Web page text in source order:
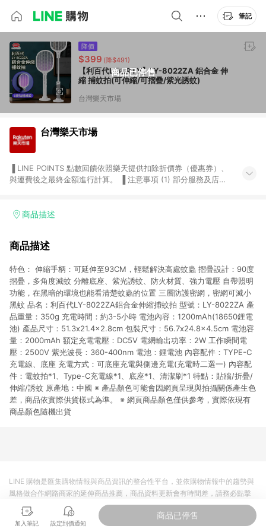
筆記
商品已停售
降價
$399 (降$491)
【利百代LIBERTY】LY-8022ZA 鋁合金 伸
縮 捕蚊拍(可伸縮/可摺疊/紫光誘蚊)
台灣樂天市場
台灣樂天市場
與運費後之最終金額進行計算。 ▐ 注意事項 (1) 部分服務及店家
Smart mobile、神腦生活、JS巨盛、樂天KOBO電子書，請詳閱
台灣樂天市場，並在同一瀏覽器於24小時內結帳，才享有 LINE
市場 45 天內完成訂單出貨及結帳，則不符合贈點資格。 (4) 如
使用APP、或中途瀏覽比價網、回饋網、Google等其他網頁、或
由網頁版(電腦版/手機版網頁)切換為App都將會造成追蹤中斷而
無法進行 LINE POINTS 回饋。 (5) LINE 購物為購物資訊整合性
平台，商品資料更新會有時間差，如顯示之商品規格、顏色、價
位、贈品與台灣樂天市場銷售網頁不符，以銷售網頁標示為準。
(6) 導購訂單已逾 365 天，根據台灣樂天回饋規定，逾期訂單將
不符合回饋資格。 (7) 若上述或其他原因，致使消費者無接收到
點數回饋或點數回饋有爭議，台灣樂天市場保有更改條款與法律
追訴之權利，活動詳情以樂天市場網站公告為準。
商品描述
商品描述
特色： 伸縮手柄：可延伸至93CM，輕鬆解決高處蚊蟲 摺疊設計：90度
摺疊，多角度滅蚊 分離底座、紫光誘蚊、防火材質、強力電壓 自帶照明
功能，在黑暗的環境也能看清楚蚊蟲的位置 三層防護密網，密網可滅小
黑蚊 品名：利百代LY-8022ZA鋁合金伸縮捕蚊拍 型號：LY-8022ZA 產
品重量：350g 充電時間：約3-5小時 電池內容：1200mAh(18650鋰電
池) 產品尺寸：51.3x21.4x2.8cm 包裝尺寸：56.7x24.8x4.5cm 電池容
量：2000mAh 額定充電電壓：DC5V 電網輸出功率：2W 工作瞬間電
壓：2500V 紫光波長：360-400nm 電池：鋰電池 內容配件：TYPE-C
充電線、底座 充電方式：可底座充電與側邊充電(充電時二選一) 內容配
件：電蚊拍*1、Type-C充電線*1、底座*1、清潔刷*1 特點：貼牆/折疊/
伸縮/誘蚊 原產地：中國 ※ 產品顏色可能會因網頁呈現與拍攝關係產生色
差，商品依實際供貨樣式為準。 ※ 網頁商品顏色僅供參考，實際依現有
商品顏色隨機出貨
加入筆記 設定到價通知
商品已停售
LINE 購物是匯集購物情報與商品資訊的整合性平台，並依購物情報中的趨勢與
風格做合作網路商家的延伸商品推薦，商品資料更新會有時間差，請務必點擊
商品至各合作網路商家，確認現售價與購物條件，一切資訊以合作廠商網頁為
準。